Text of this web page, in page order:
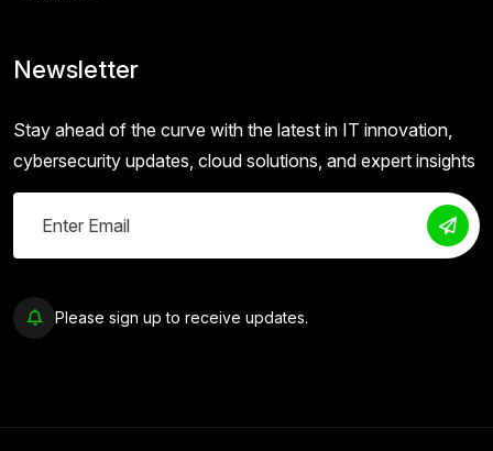
Newsletter
Stay ahead of the curve with the latest in IT innovation,
cybersecurity updates, cloud solutions, and expert insights
Please sign up to receive updates.